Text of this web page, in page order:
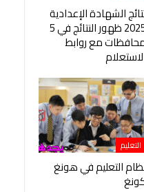
الشهادة الإعدادية
2025 ظهور النتائج في 5
مع روابط
التعليم
التعليم في هونغ